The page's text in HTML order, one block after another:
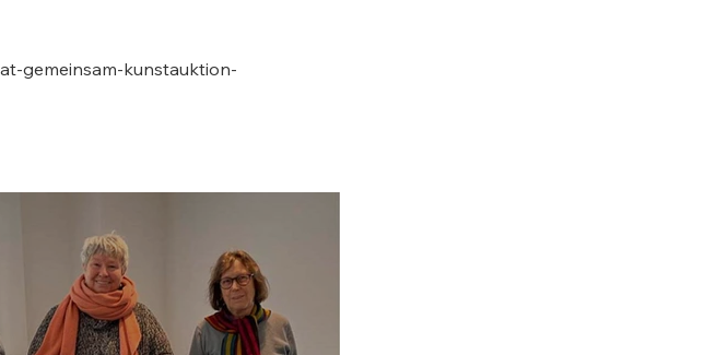
gemeinsam-kunstauktion-